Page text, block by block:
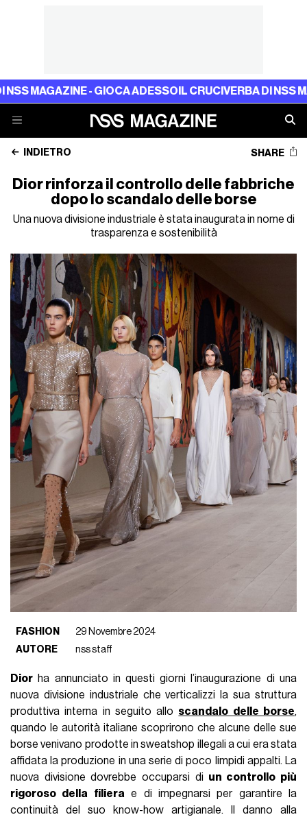
- GIOCA ADESSOIL CRUCIVERBA DI NSS
INDIETRO SHARE
Dior rinforza il controllo delle fabbriche
dopo lo scandalo delle borse
Una nuova divisione industriale è stata inaugurata in nome di
trasparenza e sostenibilità
FASHION
29 Novembre 2024
AUTORE
nss staff
Dior ha annunciato in questi giorni l’inaugurazione di una
nuova divisione industriale che verticalizzi la sua struttura
produttiva interna in seguito allo scandalo delle borse,
quando le autorità italiane scoprirono che alcune delle sue
borse venivano prodotte in sweatshop illegali a cui era stata
affidata la produzione in una serie di poco limpidi appalti. La
nuova divisione dovrebbe occuparsi di un controllo più
rigoroso della filiera e di impegnarsi per garantire la
continuità del suo know-how artigianale. Il danno alla